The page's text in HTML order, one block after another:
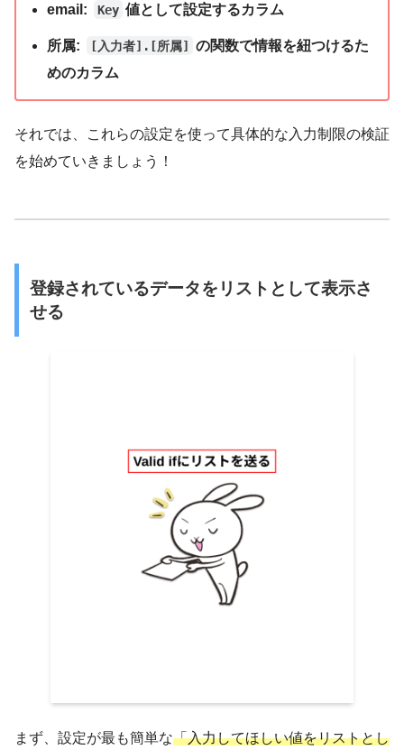
email : Key 値として設定するカラム
所属: [入力者].[所属] の関数で情報を紐つけるた
めのカラム
それでは、これらの設定を使って具体的な入力制限の検証
を始めていきましょう！
登録されているデータをリストとして表示さ
せる
まず、設定が最も簡単な「入力してほしい値をリストとし